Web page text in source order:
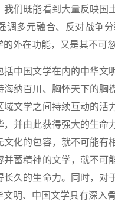
我们既能看到大量反映
调多元融合、反对战争
外在功能，又是其不可
国文学在内的中华文明
海纳百川、胸怀天下的胸
文学之间持续互动的活
并由此获得强大的生命
文化的包容，就不可能有
蓄精神的文学，就不可
长久的生命力。同时，对
明、中国文学具有深入